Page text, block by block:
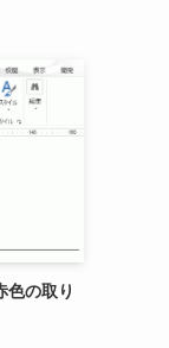
色の取り